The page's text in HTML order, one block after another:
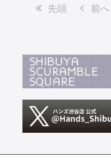
先頭 前へ